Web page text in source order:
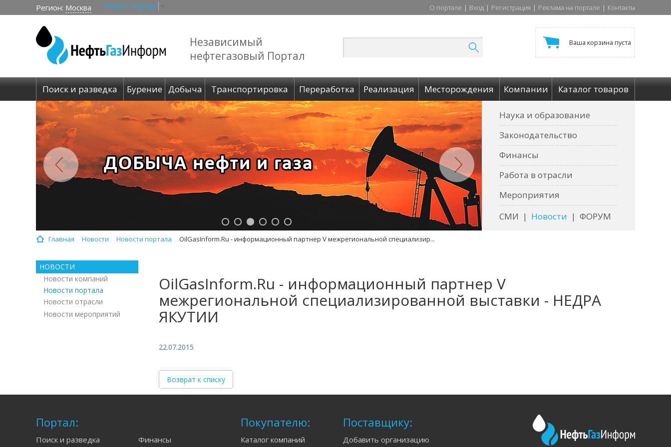
Регион: Москва Select Language О портале | Вход | Регистрация | Реклама на портале | Контакты
Независимый
нефтегазовый Портал
Ваша корзина пуста
Поиск и разведка Бурение Добыча Транспортировка Переработка Реализация Месторождения Компании Каталог товаров
Наука и образование
Законодательство
Финансы
Работа в отрасли
Мероприятия
СМИ | Новости | ФОРУМ
Главная Новости Новости портала OilGasInform.Ru - информационный партнер V межрегиональной специализир...
НОВОСТИ
Новости компаний
Новости портала
Новости отрасли
Новости мероприятий
OilGasInform.Ru - информационный партнер V
межрегиональной специализированной выставки - НЕДРА
ЯКУТИИ
22.07.2015
Возврат к списку
Портал:
Поиск и разведка
Финансы
Покупателю:
Каталог компаний
Поставщику:
Добавить организацию